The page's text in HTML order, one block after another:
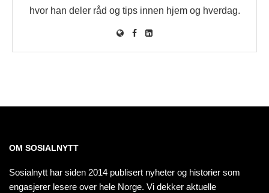
hvor han deler råd og tips innen hjem og hverdag.
OM SOSIALNYTT
Sosialnytt har siden 2014 publisert nyheter og historier som
engasjerer lesere over hele Norge. Vi dekker aktuelle